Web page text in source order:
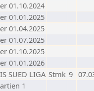
01.10.2024
01.01.2025
01.04.2025
01.07.2025
01.10.2025
01.01.2026
SUED LIGA Stmk 9
1